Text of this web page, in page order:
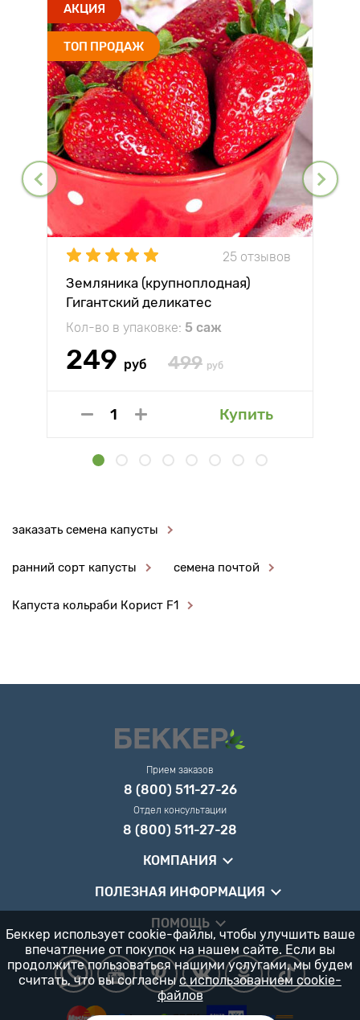
АКЦИЯ
ТОП ПРОДАЖ
25 отзывов
Земляника (крупноплодная)
Гигантский деликатес
Кол-во в упаковке: 5 саж
249 руб 499 руб
Купить
заказать семена капусты
ранний сорт капусты семена почтой
Капуста кольраби Корист F1
Прием заказов
8 (800) 511-27-26
Отдел консультации
8 (800) 511-27-28
КОМПАНИЯ
ПОЛЕЗНАЯ ИНФОРМАЦИЯ
ПОМОЩЬ
Беккер использует cookie-файлы, чтобы улучшить ваше
впечатление от покупок на нашем сайте. Если вы
продолжите пользоваться нашими услугами, мы будем
считать, что вы согласны с использованием cookie-
файлов